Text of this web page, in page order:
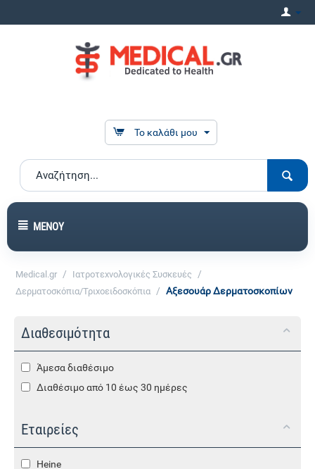
Το καλάθι μου
ΜΕΝΟΎ
Medical.gr / Ιατροτεχνολογικές Συσκευές /
Δερματοσκόπια/Τριχοειδοσκόπια / Αξεσουάρ Δερματοσκοπίων
Διαθεσιμότητα
Άμεσα διαθέσιμο
Διαθέσιμο από 10 έως 30 ημέρες
Εταιρείες
Heine